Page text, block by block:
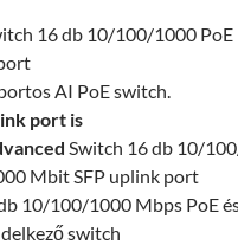
16 db 10/100/1000 PoE
AI PoE switch.
port is
Switch 16 db 10/
Mbit SFP uplink port
10/100/1000 Mbps PoE
switch